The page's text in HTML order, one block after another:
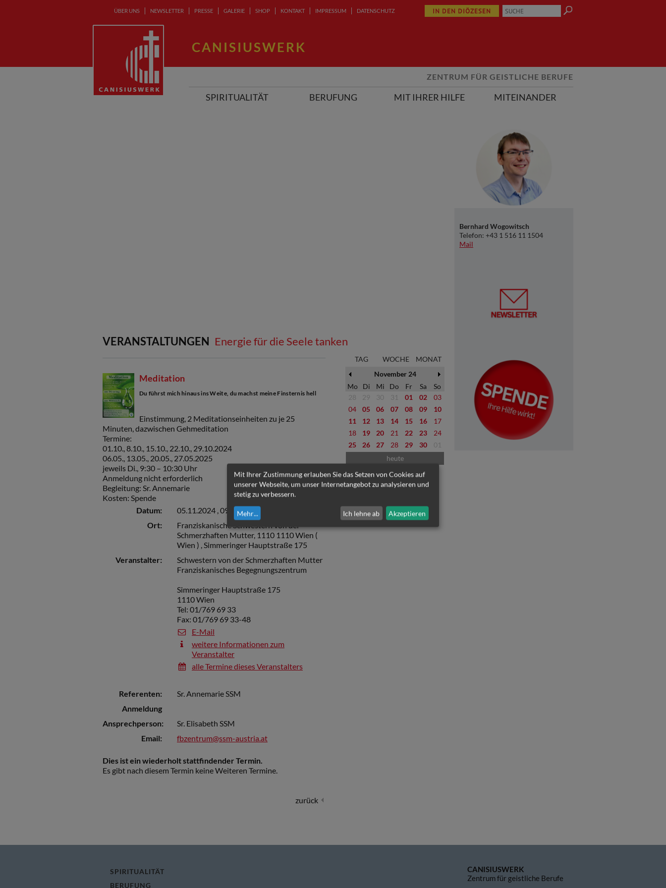
IN DEN DIÖZESEN
ÜBER UNS NEWSLETTER PRESSE GALERIE SHOP KONTAKT IMPRESSUM DATENSCHUTZ
CANISIUSWERK
ZENTRUM FÜR GEISTLICHE BERUFE
SPIRITUALITÄT BERUFUNG MIT IHRER HILFE MITEINANDER
Bernhard Wogowitsch
Telefon: +43 1 516 11 1504
Mail
VERANSTALTUNGEN Energie für die Seele tanken
Meditation
Du führst mich hinaus ins Weite, du machst meine Finsternis hell
Einstimmung, 2 Meditationseinheiten zu je 25
Minuten, dazwischen Gehmeditation
Termine:
01.10., 8.10., 15.10., 22.10., 29.10.2024
06.05., 13.05., 20.05., 27.05.2025
jeweils Di., 9:30 – 10:30 Uhr
Anmeldung nicht erforderlich
Begleitung: Sr. Annemarie
Kosten: Spende
Datum:
05.11.2024 ,09.30 Uhr bis
Ort:
Franziskanische Schwestern von der
Schmerzhaften Mutter, 1110 1110 Wien (
Wien ) , Simmeringer Hauptstraße 175
Veranstalter:
Schwestern von der Schmerzhaften Mutter
Franziskanisches Begegnungszentrum
Simmeringer Hauptstraße 175
1110 Wien
Tel: 01/769 69 33
Fax: 01/769 69 33-48
E-Mail
weitere Informationen zum
Veranstalter
alle Termine dieses Veranstalters
Referenten:
Sr. Annemarie SSM
Anmeldung
Ansprechperson:
Sr. Elisabeth SSM
Email:
fbzentrum@ssm-austria.at
Dies ist ein wiederholt stattfindender Termin.
Es gibt nach diesem Termin keine Weiteren Termine.
zurück
TAG WOCHE
MONAT
November 24
Mo
Di Mi Do Fr Sa
So
28
29 30 31 01 02
03
04
05 06 07 08 09
10
11
12 13 14 15 16
17
18
19 20 21 22 23
24
25
26 27 28 29 30
01
heute
SPIRITUALITÄT
BERUFUNG
CANISIUSWERK
Zentrum für geistliche Berufe
Mit Ihrer Zustimmung erlauben Sie das Setzen von Cookies auf
unserer Webseite, um unser Internetangebot zu analysieren und
stetig zu verbessern.
Mehr... Ich lehne ab Akzeptieren